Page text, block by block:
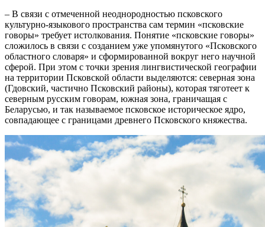
– В связи с отмеченной неоднородностью псковского
культурно-языкового пространства сам термин «псковские
говоры» требует истолкования. Понятие «псковские говоры»
сложилось в связи с созданием уже упомянутого «Псковского
областного словаря» и сформированной вокруг него научной
сферой. При этом с точки зрения лингвистической географии
на территории Псковской области выделяются: северная зона
(Гдовский, частично Псковский районы), которая тяготеет к
северным русским говорам, южная зона, граничащая с
Беларусью, и так называемое псковское историческое ядро,
совпадающее с границами древнего Псковского княжества.